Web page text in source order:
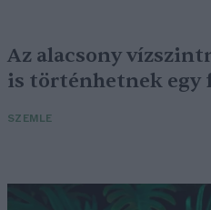
Az alacsony
is történhetnek egy
SZEMLE